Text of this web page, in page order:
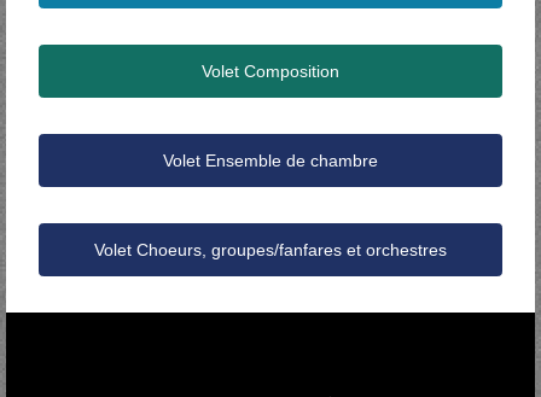
Volet Composition
Volet Ensemble de chambre
Volet Choeurs, groupes/fanfares et orchestres